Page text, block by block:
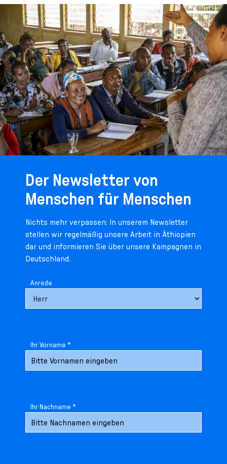
Der Newsletter von
Menschen für Menschen
Nichts mehr verpassen: In unserem Newsletter
stellen wir regelmäßig unsere Arbeit in Äthiopien
dar und informieren Sie über unsere Kampagnen in
Deutschland.
Anrede
Ihr Vorname *
Ihr Nachname *